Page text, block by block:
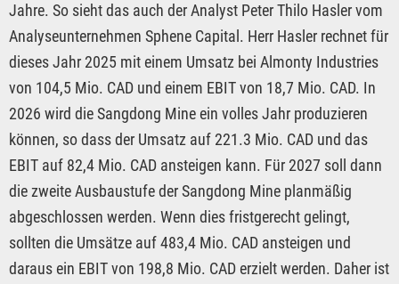
Jahre. So sieht das auch der Analyst Peter Thilo Hasler vom
Analyseunternehmen Sphene Capital. Herr Hasler rechnet für
dieses Jahr 2025 mit einem Umsatz bei Almonty Industries
von 104,5 Mio. CAD und einem EBIT von 18,7 Mio. CAD. In
2026 wird die Sangdong Mine ein volles Jahr produzieren
können, so dass der Umsatz auf 221.3 Mio. CAD und das
EBIT auf 82,4 Mio. CAD ansteigen kann. Für 2027 soll dann
die zweite Ausbaustufe der Sangdong Mine planmäßig
abgeschlossen werden. Wenn dies fristgerecht gelingt,
sollten die Umsätze auf 483,4 Mio. CAD ansteigen und
daraus ein EBIT von 198,8 Mio. CAD erzielt werden. Daher ist